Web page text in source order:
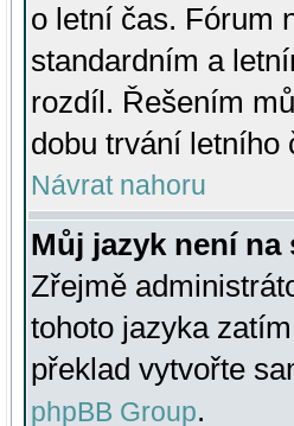
o letní čas. Fórum
standardním a
rozdíl. Řešením
dobu trvání letního
Návrat nahoru
Můj jazyk není na
Zřejmě
tohoto jazyka
překlad vytvořte
phpBB Group.